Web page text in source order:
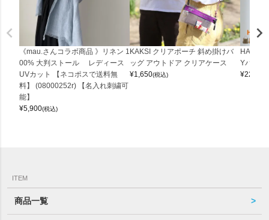
《mau.さんコラボ商品 》リネン 1
00% 大判ストール レディース
UVカット 【ネコポスで送料無
料】 (08000252r) 【名入れ刺繍可
能】
¥5,900(税込)
KAKSI クリアポーチ 斜め掛けバ
ッグ アウトドア クリアケース
¥1,650(税込)
Yバッグ
¥22,000
ITEM
商品一覧